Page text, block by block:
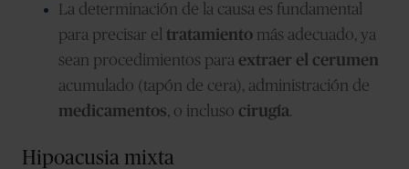
La determinación de la causa es fundamental
para precisar el tratamiento más adecuado, ya
sean procedimientos para extraer el cerumen
acumulado (tapón de cera), administración de
medicamentos, o incluso cirugía.
Hipoacusia mixta